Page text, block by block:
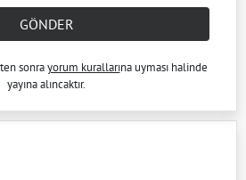
GÖNDER
sonrayorum kurallarına uyması halinde
yayına alıncaktır.